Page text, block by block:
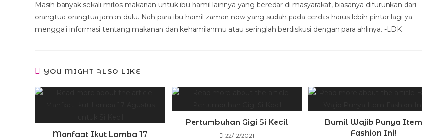
Masih banyak sekali mitos makanan untuk ibu hamil lainnya yang beredar di masyarakat, biasanya diturunkan dari
orangtua-orangtua jaman dulu. Nah para ibu hamil zaman now yang sudah pada cerdas harus lebih pintar lagi ya
menggali informasi tentang makanan dan kehamilanmu atau seringlah berdiskusi dengan para ahlinya. -LDK
YOU MIGHT ALSO LIKE
Manfaat Ikut Lomba 17
Pertumbuhan Gigi Si Kecil
22/12/2021
Bumil Wajib Punya Item
Fashion Ini!